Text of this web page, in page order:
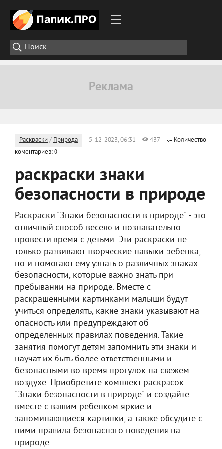
Раскраски / Природа 5-12-2023, 06:31 437
Количество
коментариев: 0
раскраски знаки
безопасности в природе
Раскраски "Знаки безопасности в природе" - это
отличный способ весело и познавательно
провести время с детьми. Эти раскраски не
только развивают творческие навыки ребенка,
но и помогают ему узнать о различных знаках
безопасности, которые важно знать при
пребывании на природе. Вместе с
раскрашенными картинками малыши будут
учиться определять, какие знаки указывают на
опасность или предупреждают об
определенных правилах поведения. Такие
занятия помогут детям запомнить эти знаки и
научат их быть более ответственными и
безопасными во время прогулок на свежем
воздухе. Приобретите комплект раскрасок
"Знаки безопасности в природе" и создайте
вместе с вашим ребенком яркие и
запоминающиеся картинки, а также обсудите с
ними правила безопасного поведения на
природе.